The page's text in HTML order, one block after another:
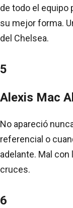
de todo el equipo
su mejor forma.
del Chelsea.
5
Alexis Mac
No apareció
referencial o
adelante. Mal
cruces.
6